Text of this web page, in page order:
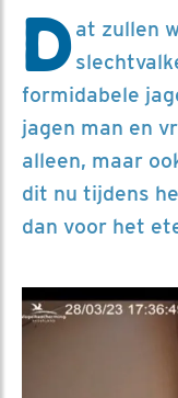
Dat zullen
formidabele
jagen man en
alleen, maar
dit nu tijdens
dan voor het